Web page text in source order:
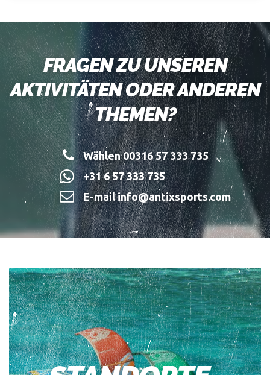
FRAGEN ZU UNSEREN
AKTIVITÄTEN ODER ANDEREN
THEMEN?
Wählen 00316 57 333 735
+31 6 57 333 735
E-mail info@antixsports.com